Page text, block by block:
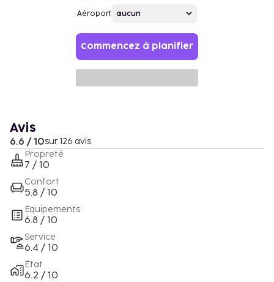
Aéroport
Commencez à planifier
Avis
6.6 / 10sur 126 avis
Propreté
7 / 10
Confort
5.8 / 10
Équipements
6.8 / 10
Service
6.4 / 10
État
6.2 / 10